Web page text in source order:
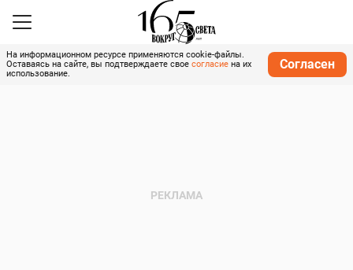
На информационном ресурсе применяются cookie-файлы.
Оставаясь на сайте, вы подтверждаете свое согласие на их
использование.
Согласен